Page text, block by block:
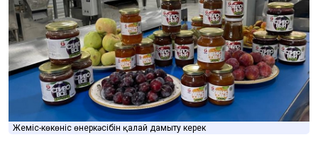
Жеміс-көкөніс өнеркәсібін қалай дамыту керек